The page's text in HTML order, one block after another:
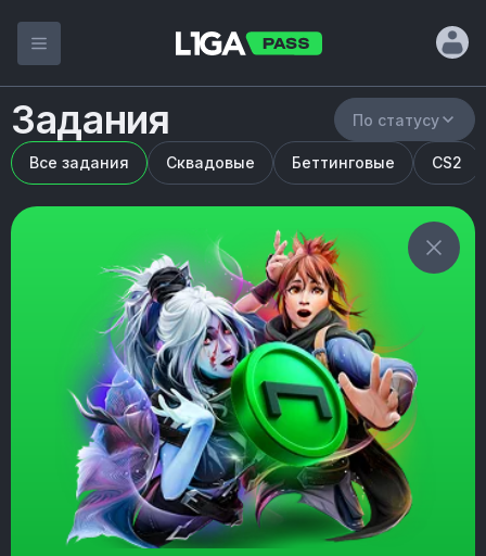
Задания
Все задания Сквадовые Беттинговые CS2
По статусу